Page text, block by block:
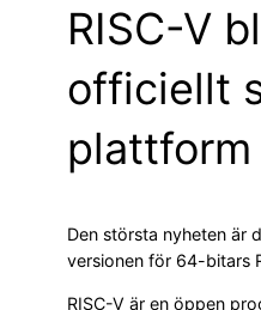
RISC-V
officiellt
plattform
Den största nyheten är
versionen för 64-bitars
RISC-V är en öppen